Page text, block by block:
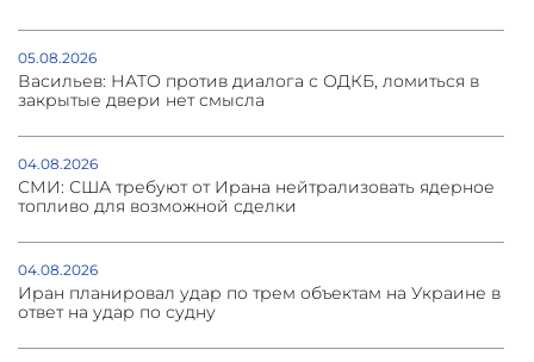
05.08.2026
Васильев: НАТО против диалога с ОДКБ, ломиться в
закрытые двери нет смысла
04.08.2026
СМИ: США требуют от Ирана нейтрализовать ядерное
топливо для возможной сделки
04.08.2026
Иран планировал удар по трем объектам на Украине в
ответ на удар по судну